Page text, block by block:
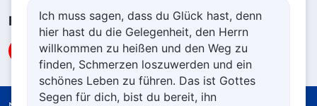
Folge unsIch muss sagen, dass du Glück hast, denn
hier hast du die Gelegenheit, den Herrn
willkommen zu heißen und den Weg zu
finden, Schmerzen loszuwerden und ein
schönes Leben zu führen. Das ist Gottes
Segen für dich, bist du bereit, ihn